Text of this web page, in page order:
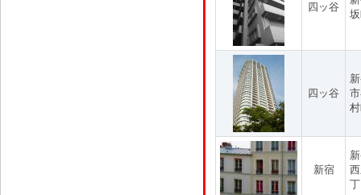
四ッ谷
四ッ谷
新宿